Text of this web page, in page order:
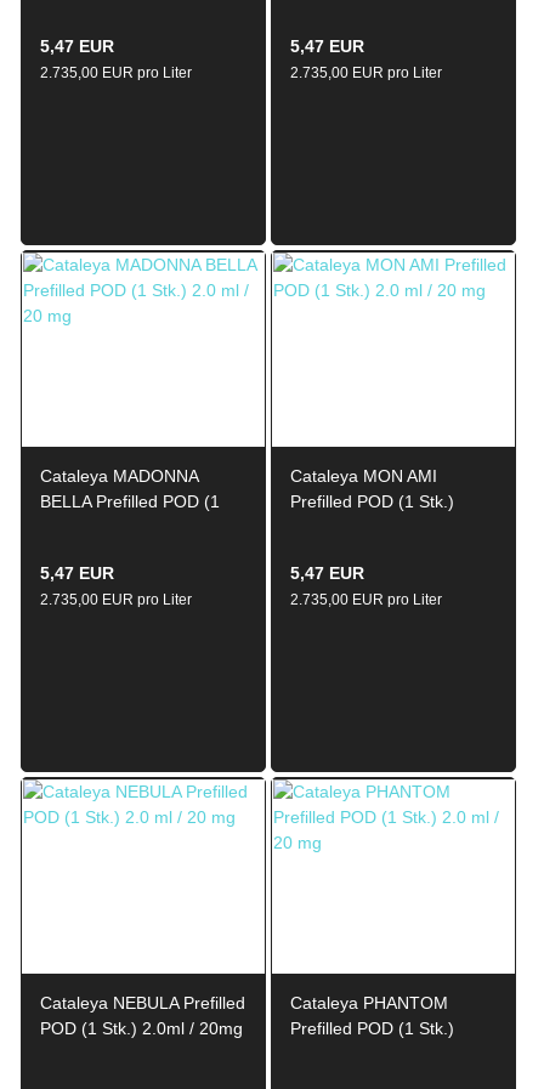
5,47 EUR
2.735,00 EUR pro Liter
5,47 EUR
2.735,00 EUR pro Liter
Cataleya MADONNA
BELLA Prefilled POD (1
5,47 EUR
2.735,00 EUR pro Liter
Cataleya MON AMI
Prefilled POD (1 Stk.)
5,47 EUR
2.735,00 EUR pro Liter
Cataleya NEBULA Prefilled
POD (1 Stk.) 2.0ml / 20mg
Cataleya PHANTOM
Prefilled POD (1 Stk.)